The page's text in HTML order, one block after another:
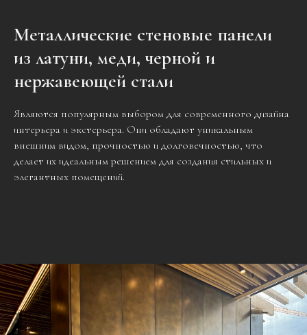
Металлические стеновые панели
из латуни, меди, черной и
нержавеющей стали
Являются популярным выбором для современного дизайна
интерьера и экстерьера. Они обладают уникальным
внешним видом, прочностью и долговечностью, что
делает их идеальным решением для создания стильных и
элегантных помещений.